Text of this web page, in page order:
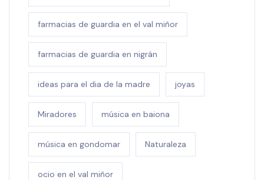
farmacias de guardia en el val miñor
farmacias de guardia en nigrán
ideas para el dia de la madre joyas
Miradores música en baiona
música en gondomar Naturaleza
ocio en el val miñor